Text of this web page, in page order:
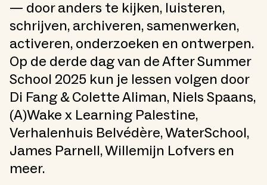
— door anders te kijken, luisteren,
schrijven, archiveren, samenwerken,
activeren, onderzoeken en ontwerpen.
Op de derde dag van de After Summer
School 2025 kun je lessen volgen door
Di Fang & Colette Aliman, Niels Spaans,
(A)Wake x Learning Palestine,
Verhalenhuis Belvédère, WaterSchool,
James Parnell, Willemijn Lofvers en
meer.